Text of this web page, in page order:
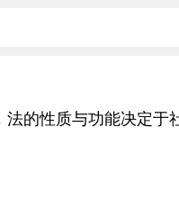
的性质与功能决定于